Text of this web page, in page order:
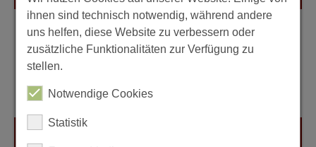
ihnen sind technisch notwendig, während andere
uns helfen, diese Website zu verbessern oder
zusätzliche Funktionalitäten zur Verfügung zu
stellen.
Notwendige Cookies
Statistik